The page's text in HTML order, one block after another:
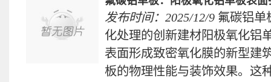
发布时间：2025/12/9 氟碳铝单
化处理的创新建材阳极氧化铝
表面形成致密氧化膜的新型建
板的物理性能与装饰效果。这